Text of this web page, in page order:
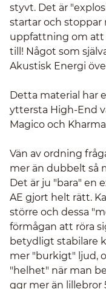
styvt. Det är
startar och stoppar
uppfattning om att
till! Något som
Akustisk Energi
Detta material har
yttersta High-End
Magico och
Vän av ordning
mer än dubbelt så
Det är ju "bara" en
AE gjort helt rätt.
större och dessa
förmågan att röra
betydligt stabilare
mer "burkigt" ljud,
"helhet" när man
ggr mer än lillebror